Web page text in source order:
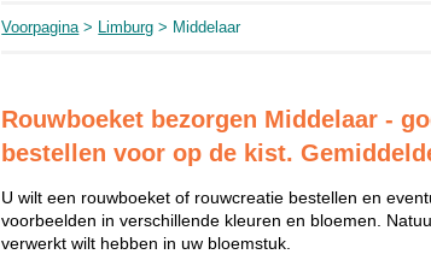
Voorpagina> Limburg > Middelaar
Rouwboeket bezorgen Middelaar -
bestellen voor op de kist.
U wilt een rouwboeket of rouwcreatie bestellen en
voorbeelden in verschillende kleuren en bloemen.
verwerkt wilt hebben in uw bloemstuk.